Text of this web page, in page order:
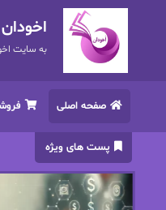
اخودان
به سایت
صفحه اصلی
پست های ویژه